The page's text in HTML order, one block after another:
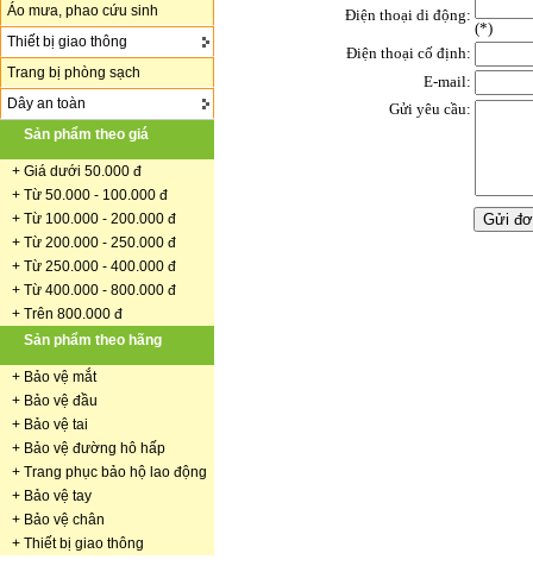
Áo mưa, phao cứu sinh
Thiết bị giao thông
Trang bị phòng sạch
Dây an toàn
Sản phẩm theo giá
+ Giá dưới 50.000 đ
+ Từ 50.000 - 100.000 đ
+ Từ 100.000 - 200.000 đ
+ Từ 200.000 - 250.000 đ
+ Từ 250.000 - 400.000 đ
+ Từ 400.000 - 800.000 đ
+ Trên 800.000 đ
Sản phẩm theo hãng
+ Bảo vệ mắt
+ Bảo vệ đầu
+ Bảo vệ tai
+ Bảo vệ đường hô hấp
+ Trang phục bảo hộ lao động
+ Bảo vệ tay
+ Bảo vệ chân
+ Thiết bị giao thông
Điện thoại di động:
(*)
Điện thoại cố định:
E-mail:
Gửi yêu cầu: